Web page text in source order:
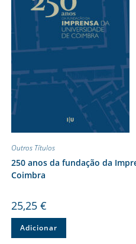
Outros Títulos
250 anos da fundação da
Coimbra
25,25 €
Adicionar